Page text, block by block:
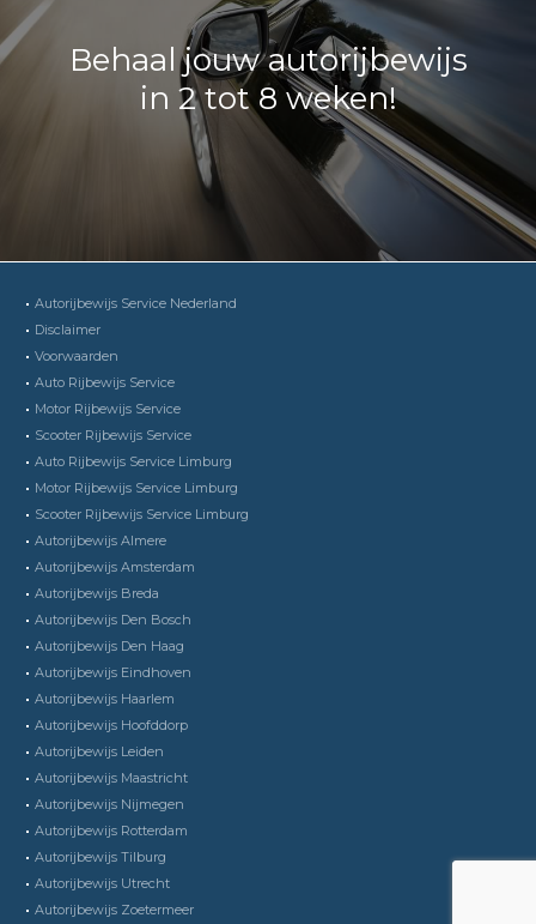
Behaal jouw autorijbewijs
in 2 tot 8 weken!
Autorijbewijs Service Nederland
Disclaimer
Voorwaarden
Auto Rijbewijs Service
Motor Rijbewijs Service
Scooter Rijbewijs Service
Auto Rijbewijs Service Limburg
Motor Rijbewijs Service Limburg
Scooter Rijbewijs Service Limburg
Autorijbewijs Almere
Autorijbewijs Amsterdam
Autorijbewijs Breda
Autorijbewijs Den Bosch
Autorijbewijs Den Haag
Autorijbewijs Eindhoven
Autorijbewijs Haarlem
Autorijbewijs Hoofddorp
Autorijbewijs Leiden
Autorijbewijs Maastricht
Autorijbewijs Nijmegen
Autorijbewijs Rotterdam
Autorijbewijs Tilburg
Autorijbewijs Utrecht
Autorijbewijs Zoetermeer